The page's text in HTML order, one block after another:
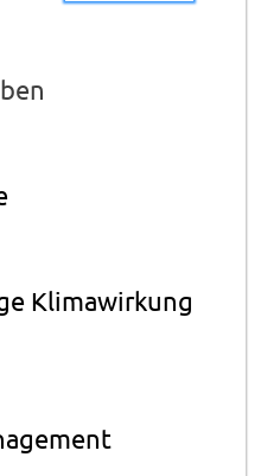
Klimawirkung